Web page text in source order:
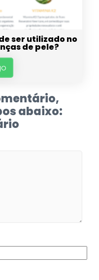
ser utilizado no
de pele?
abaixo: